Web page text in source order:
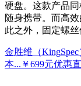
硬盘。这款产品
随身携带。而高
此之外，固定螺丝
金胜维（
本... ￥699元优惠